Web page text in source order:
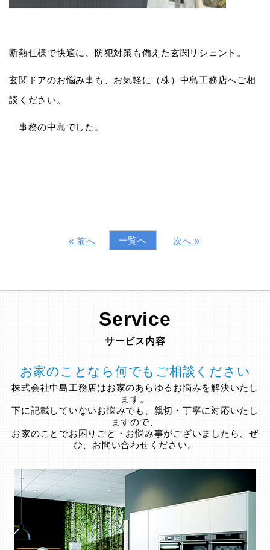
断熱仕様で快適に、防犯対策も備えた玄関リシェント。
玄関ドアのお悩み事も、お気軽に（株）中島工務店へご相
談ください。
事務の中島でした。
« 前へ 一覧へ 次へ »
Service
サービス内容
お家のことなら何でもご相談ください
株式会社中島工務店はお家のあらゆるお悩みを解決いたし
ます。
下に記載していないお悩みでも、親切・丁寧に対応いたし
ますので、
お家のことでお困りごと・お悩み事がございましたら、ぜ
ひ、お問い合わせください。